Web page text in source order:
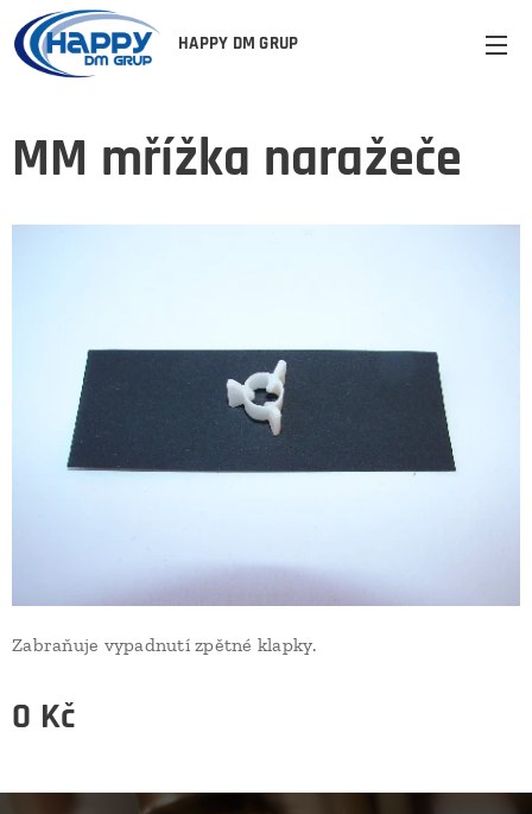
HAPPY DM GRUP
MM mřížka naražeče
Zabraňuje vypadnutí zpětné klapky.
0 Kč